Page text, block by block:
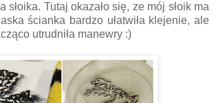
słoika. Tutaj okazało się, ze mój słoik ma
ścianka bardzo ułatwiła klejenie, ale
utrudniła manewry :)